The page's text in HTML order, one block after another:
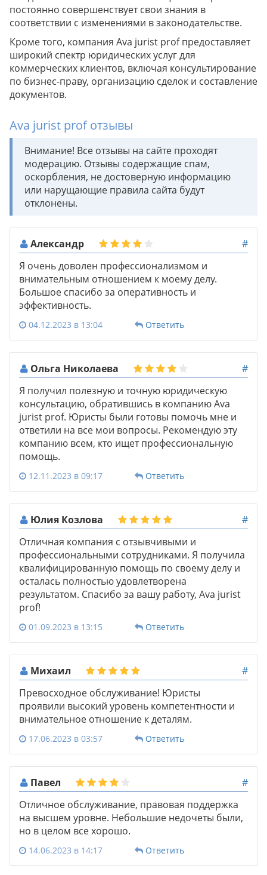
постоянно совершенствует свои знания в
соответствии с изменениями в законодательстве.
Кроме того, компания Ava jurist prof предоставляет
широкий спектр юридических услуг для
коммерческих клиентов, включая консультирование
по бизнес-праву, организацию сделок и составление
документов.
Ava jurist prof отзывы
Внимание! Все отзывы на сайте проходят
модерацию. Отзывы содержащие спам,
оскорбления, не достоверную информацию
или нарущающие правила сайта будут
отклонены.
Александр
#
Я очень доволен профессионализмом и
внимательным отношением к моему делу.
Большое спасибо за оперативность и
эффективность.
04.12.2023 в 13:04 Ответить
Ольга Николаева
#
Я получил полезную и точную юридическую
консультацию, обратившись в компанию Ava
jurist prof. Юристы были готовы помочь мне и
ответили на все мои вопросы. Рекомендую эту
компанию всем, кто ищет профессиональную
помощь.
12.11.2023 в 09:17 Ответить
Юлия Козлова
#
Отличная компания с отзывчивыми и
профессиональными сотрудниками. Я получила
квалифицированную помощь по своему делу и
осталась полностью удовлетворена
результатом. Спасибо за вашу работу, Ava jurist
prof!
01.09.2023 в 13:15 Ответить
Михаил
#
Превосходное обслуживание! Юристы
проявили высокий уровень компетентности и
внимательное отношение к деталям.
17.06.2023 в 03:57 Ответить
Павел
#
Отличное обслуживание, правовая поддержка
на высшем уровне. Небольшие недочеты были,
но в целом все хорошо.
14.06.2023 в 14:17 Ответить